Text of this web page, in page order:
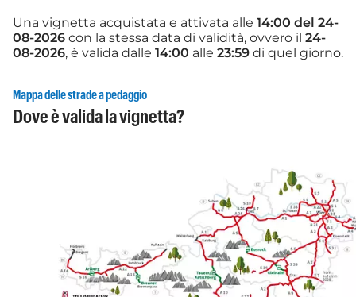
Una vignetta acquistata e attivata alle 14:00 del 24-
08-2026 con la stessa data di validità, ovvero il 24-
08-2026, è valida dalle 14:00 alle 23:59 di quel giorno.
Mappa delle strade a pedaggio
Dove è valida la vignetta?